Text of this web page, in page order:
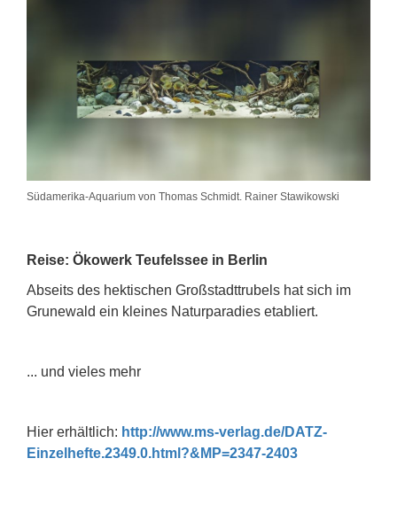
Südamerika-Aquarium von Thomas Schmidt. Rainer Stawikowski
Reise: Ökowerk Teufelssee in Berlin
Abseits des hektischen Großstadttrubels hat sich im
Grunewald ein kleines Naturparadies etabliert.
... und vieles mehr
Hier erhältlich: http://www.ms-verlag.de/DATZ-
Einzelhefte.2349.0.html?&MP=2347-2403